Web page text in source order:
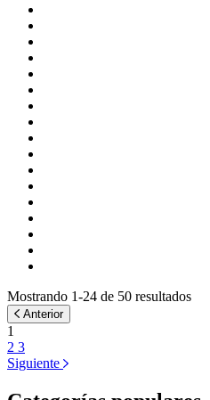
Mostrando 1-24 de 50 resultados
Anterior
1
2 3
Siguiente